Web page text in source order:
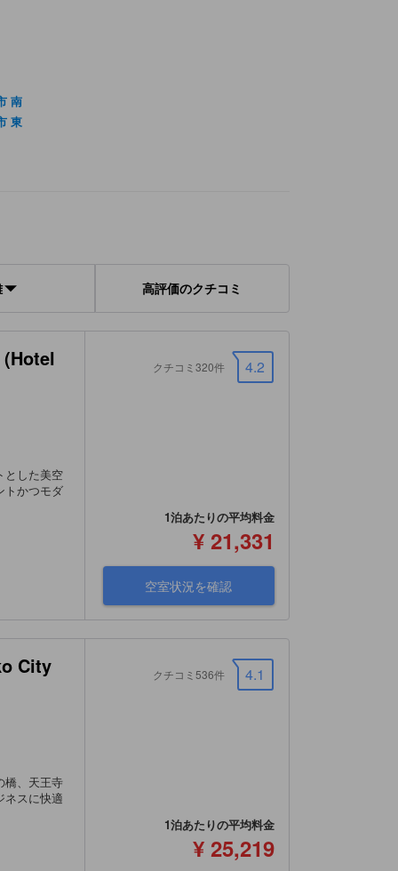
南
東
高評価のクチコミ
(Hotel
とした美空
トかつモダ
4.2
クチコミ320件
1泊あたりの平均料金
¥ 21,331
空室状況を確認
City
橋、天王寺
ネスに快適
4.1
クチコミ536件
1泊あたりの平均料金
¥ 25,219